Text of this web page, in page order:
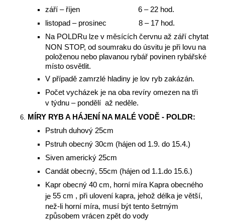
září – říjen 6 – 22 hod.
listopad – prosinec 8 – 17 hod.
Na POLDRu lze v měsících červnu až září chytat
NON STOP, od soumraku do úsvitu je při lovu na
položenou nebo plavanou rybář povinen rybářské
místo osvětlit.
V případě zamrzlé hladiny je lov ryb zakázán.
Počet vycházek je na oba revíry omezen na tři
v týdnu – pondělí až neděle.
MÍRY RYB A HÁJENÍ NA MALÉ VODĚ - POLDR:
Pstruh duhový 25cm
Pstruh obecný 30cm (hájen od 1.9. do 15.4.)
Siven americký 25cm
Candát obecný, 55cm (hájen od 1.1.do 15.6.)
Kapr obecný 40 cm, horní míra Kapra obecného
je 55 cm , při ulovení kapra, jehož délka je větší,
než-li horní míra, musí být tento šetrným
způsobem vrácen zpět do vody